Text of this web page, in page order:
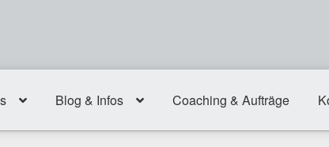
Blog & Infos Coaching & Aufträge